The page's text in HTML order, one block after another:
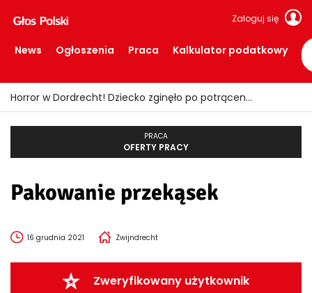
Zaloguj się
News Ogłoszenia Praca Kalkulator podatkowy
Horror w Dordrecht! Dziecko zginęło po potrąceniu przez busa
PRACA
OFERTY PRACY
Pakowanie przekąsek
16 grudnia 2021 Zwijndrecht
Zweryfikowany użytkownik